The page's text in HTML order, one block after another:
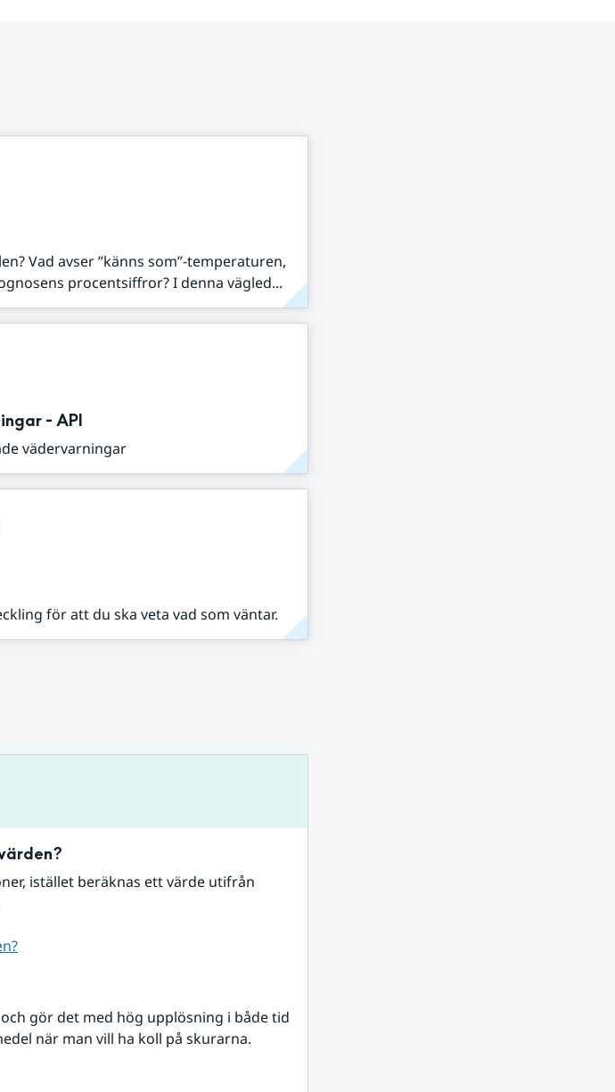
Vad avser ”känns som”-temperaturen,
procentsiffror? I denna vägled...
- API
vädervarningar
för att du ska veta vad som väntar.
istället beräknas ett värde utifrån
gör det med hög upplösning i både tid
när man vill ha koll på skurarna.